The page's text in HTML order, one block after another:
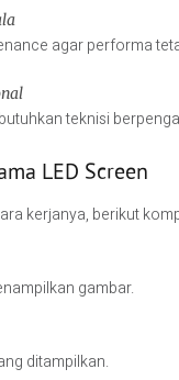
agar performa
teknisi
LED Screen
kerjanya, berikut
gambar.
ditampilkan.